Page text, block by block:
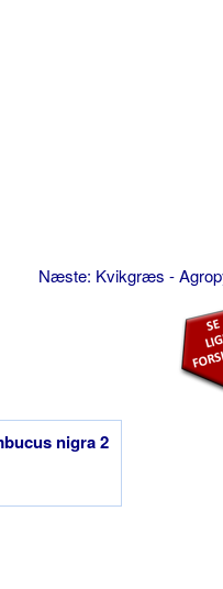
Næste: Kvikgræs -
nigra 2